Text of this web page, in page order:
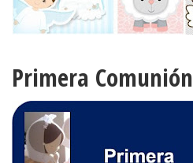
Primera Comunión